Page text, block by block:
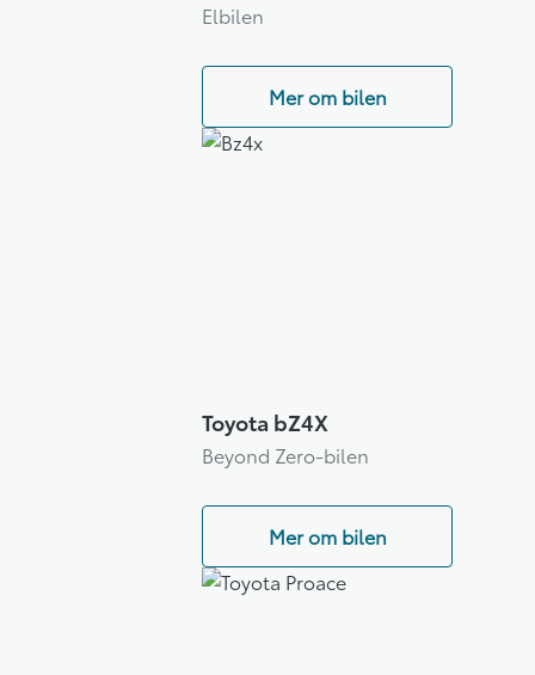
Elbilen
Mer om bilen
Toyota bZ4X
Beyond Zero-bilen
Mer om bilen